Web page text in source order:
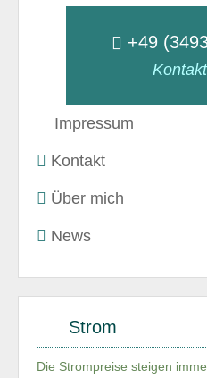
+49
Impressum
Kontakt
Über mich
News
Strom
Die Strompreise steigen